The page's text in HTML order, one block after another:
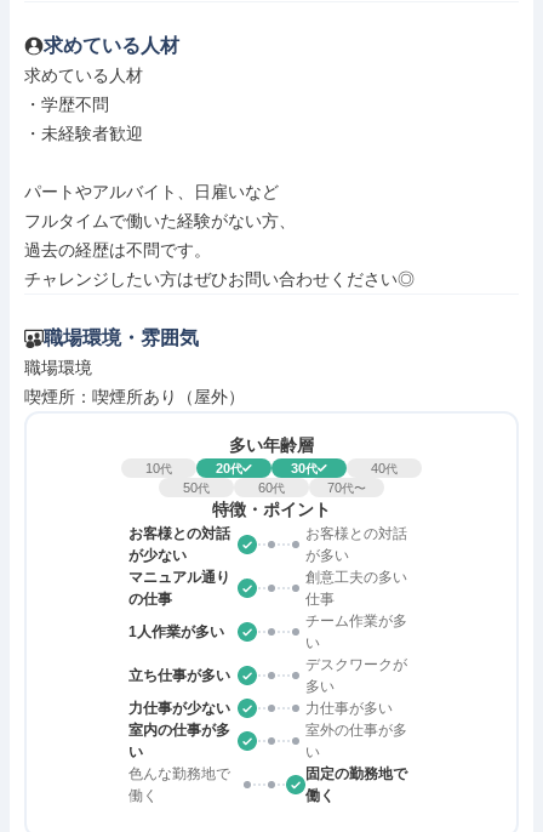
求めている人材
求めている人材
・学歴不問
・未経験者歓迎
パートやアルバイト、日雇いなど
フルタイムで働いた経験がない方、
過去の経歴は不問です。
チャレンジしたい方はぜひお問い合わせください◎
職場環境・雰囲気
職場環境
喫煙所：喫煙所あり（屋外）
多い年齢層
10代 20代 30代 40代
50代 60代 70代〜
特徴・ポイント
お客様との対話
が少ない
お客様との対話
が多い
マニュアル通り
の仕事
創意工夫の多い
仕事
1人作業が多い
チーム作業が多
い
立ち仕事が多い
デスクワークが
多い
力仕事が少ない
力仕事が多い
室内の仕事が多
い
室外の仕事が多
い
色んな勤務地で
働く
固定の勤務地で
働く